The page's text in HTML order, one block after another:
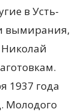
в Усть-
вымирания,
Николай
1937 года
Молодого